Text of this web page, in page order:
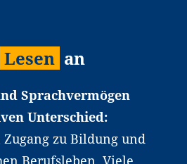
Lesen an
Sprachvermögen
Unterschied:
zu Bildung und